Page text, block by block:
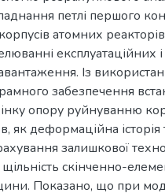
петлі першого
атомних
експлуатаційних
Із
забезпечення
опору руйнуванню
деформаційна історія
залишкової
скінченно-
Показано, що при